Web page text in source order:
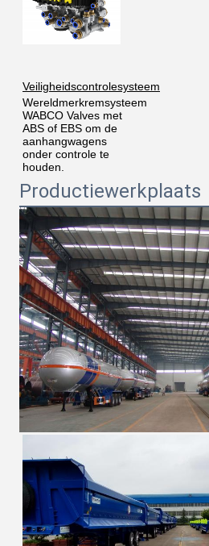
Veiligheidscontrolesysteem
Wereldmerkremsysteem
WABCO Valves met
ABS of EBS om de
aanhangwagens
onder controle te
houden.
Productiewerkplaats